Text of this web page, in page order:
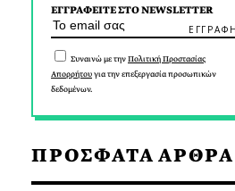
ΕΓΓΡΑΦΕΙΤΕ ΣΤΟ NEWSLETTER
Συναινώ με τηνΠολιτική Προστασίας
Απορρήτουγια την επεξεργασία προσωπικών
δεδομένων.
ΠΡΟΣΦΑΤΑ ΑΡΘΡΑ